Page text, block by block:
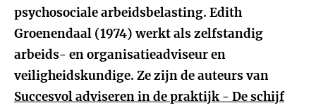
psychosociale arbeidsbelasting. Edith
Groenendaal (1974) werkt als zelfstandig
arbeids- en organisatieadviseur en
veiligheidskundige. Ze zijn de auteurs van
Succesvol adviseren in de praktijk - De schijf